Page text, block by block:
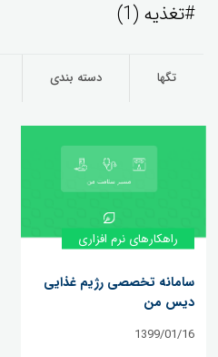
#تغذیه (1)
تگها دسته بندی
راهکارهای نرم افزاری
سامانه تخصصی رژیم غذایی
دیس من
1399/01/16